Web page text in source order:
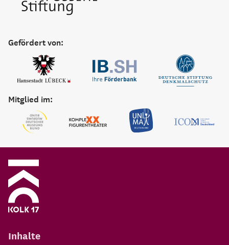
Gefördert von:
Mitglied im:
Inhalte